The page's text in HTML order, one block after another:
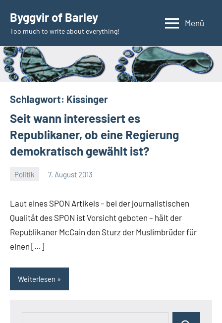
Inhalt
springen
Byggvir of Barley
Too much to write about everything!
Menü
Schlagwort: Kissinger
Seit wann interessiert es
Republikaner, ob eine Regierung
demokratisch gewählt ist?
Politik 7. August 2013
Laut eines SPON Artikels – bei der journalistischen
Qualität des SPON ist Vorsicht geboten – hält der
Republikaner McCain den Sturz der Muslimbrüder für
einen […]
Weiterlesen